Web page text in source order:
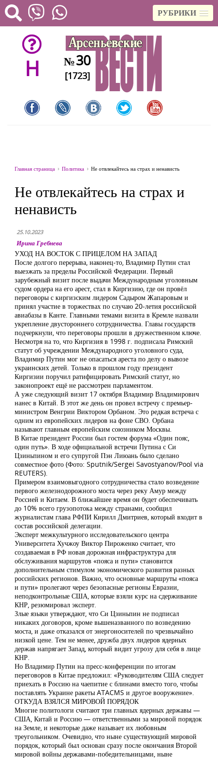
РУБРИКИ
H №30
[1723]
Главная страница Политика Не отвлекайтесь на страх и ненависть
Не отвлекайтесь на страх и
ненависть
25.10.2023
Ирина Гребнева
УХОД НА ВОСТОК С ПРИЦЕЛОМ НА ЗАПАД
После долгого перерыва, наконец-то, Владимир Путин стал
выезжать за пределы Российской Федерации. Первый
зарубежный визит после выдачи Международным уголовным
судом ордера на его арест, стал в Киргизию, где он провёл
переговоры с киргизским лидером Садыром Жапаровым и
принял участие в торжествах по случаю 20-летия российской
авиабазы в Канте. Главными темами визита в Кремле назвали
укрепление двустороннего сотрудничества. Главы государств
подчеркнули, что переговоры прошли в дружественном ключе.
Несмотря на то, что Киргизия в 1998 г. подписала Римский
статут об учреждении Международного уголовного суда,
Владимир Путин мог не опасаться ареста по делу о вывозе
украинских детей. Только в прошлом году президент
Киргизии поручил ратифицировать Римский статут, но
законопроект ещё не рассмотрен парламентом.
А уже следующий визит 17 октября Владимир Владимирович
нанес в Китай. В этот же день он провел встречу с премьер-
министром Венгрии Виктором Орбаном. Это редкая встреча с
одним из европейских лидеров на фоне СВО. Орбана
называют главным европейским союзником Москвы.
В Китае президент России был гостем форума «Один пояс,
один путь». В ходе официальной встречи Путина с Си
Цзиньпином и его супругой Пэн Лиюань было сделано
совместное фото (Фото: Sputnik/Sergei Savostyanov/Pool via
REUTERS).
Примером взаимовыгодного сотрудничества стало возведение
первого железнодорожного моста через реку Амур между
Россией и Китаем. В ближайшее время он будет обеспечивать
до 10% всего грузопотока между странами, сообщил
журналистам глава РФПИ Кирилл Дмитриев, который входит в
состав российской делегации.
Эксперт межкультурного исследовательского центра
Университета Хучжоу Виктор Пироженко считает, что
создаваемая в РФ новая дорожная инфраструктура для
обслуживания маршрутов «пояса и пути» становится
дополнительным стимулом экономического развития разных
российских регионов. Важно, что основные маршруты «пояса
и пути» пролегают через безопасные регионы Евразии,
неподконтрольные США, которые взяли курс на сдерживание
КНР, резюмировал эксперт.
Злые языки утверждают, что Си Цзиньпин не подписал
никаких договоров, кроме вышеназванного по возведению
моста, и даже отказался от энергоносителей по чрезвычайно
низкой цене. Тем не менее, дружба двух лидеров ядерных
держав напрягает Запад, который видит угрозу для себя в лице
КНР.
Но Владимир Путин на пресс-конференции по итогам
переговоров в Китае предложил: «Руководителям США следует
приехать в Россию на чаепитие с блинами вместо того, чтобы
поставлять Украине ракеты ATACMS и другое вооружение».
ОТКУДА ВЗЯЛСЯ МИРОВОЙ ПОРЯДОК
Многие политологи считают три главных ядерных державы —
США, Китай и Россию — ответственными за мировой порядок
на Земле, и некоторые даже называет их любовным
треугольником. Очевидно, что ныне существующий мировой
порядок, который был основан сразу после окончания Второй
мировой войны державами-победительницами, ныне